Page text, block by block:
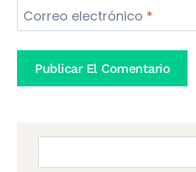
Correo electrónico *